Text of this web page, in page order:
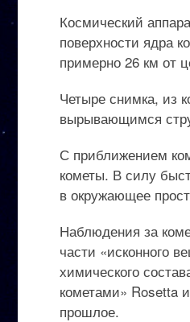
Космический
поверхности ядра
примерно 26 км от
Четыре снимка, из
вырывающимся
С приближением
кометы. В силу
в окружающее
Наблюдения за
части «исконного
химического
кометами» Rosetta
прошлое.